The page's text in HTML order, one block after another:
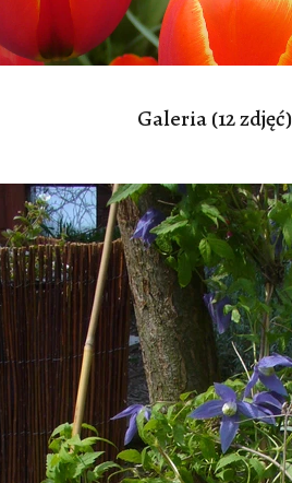
Galeria (12 zdjęć)